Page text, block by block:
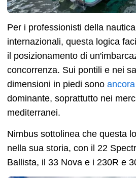
Per i professionisti della
internazionali, questa logica
il posizionamento di
concorrenza. Sui pontili e nei
dimensioni in piedi sono ancora
dominante, soprattutto nei
mediterranei.
Nimbus sottolinea che questa
nella sua storia, con il 22
Ballista, il 33 Nova e i 230R e